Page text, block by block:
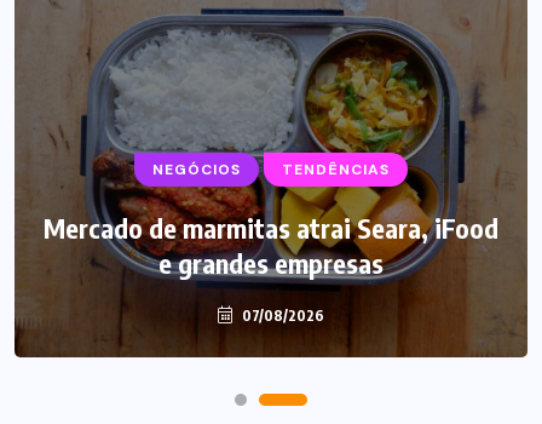
NEGÓCIOS TENDÊNCIAS
Mercado de marmitas atrai Seara, iFood
e grandes empresas
07/08/2026